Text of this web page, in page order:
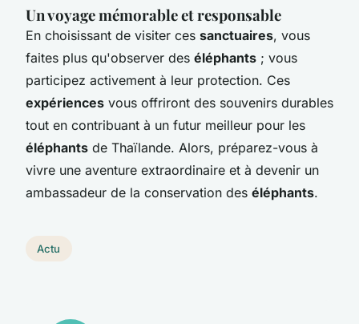
Un voyage mémorable et responsable
En choisissant de visiter ces sanctuaires, vous
faites plus qu'observer des éléphants ; vous
participez activement à leur protection. Ces
expériences vous offriront des souvenirs durables
tout en contribuant à un futur meilleur pour les
éléphants de Thaïlande. Alors, préparez-vous à
vivre une aventure extraordinaire et à devenir un
ambassadeur de la conservation des éléphants.
Actu